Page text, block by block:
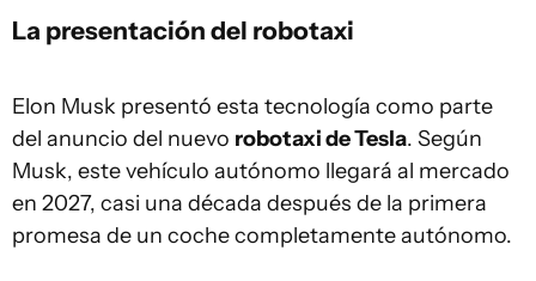
La presentación del robotaxi
Elon Musk presentó esta tecnología como parte
del anuncio del nuevo robotaxi de Tesla. Según
Musk, este vehículo autónomo llegará al mercado
en 2027, casi una década después de la primera
promesa de un coche completamente autónomo.